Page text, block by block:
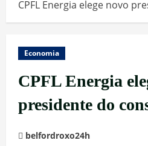
CPFL Energia elege novo
Economia
CPFL Energia
presidente do
belfordroxo24h